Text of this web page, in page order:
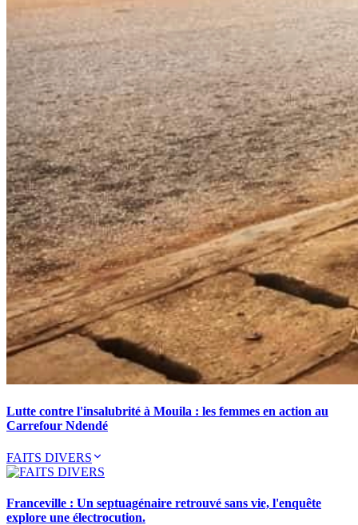
Lutte contre l'insalubrité à Mouila : les femmes en action au
Carrefour Ndendé
FAITS DIVERS
Franceville : Un septuagénaire retrouvé sans vie, l'enquête
explore une électrocution.